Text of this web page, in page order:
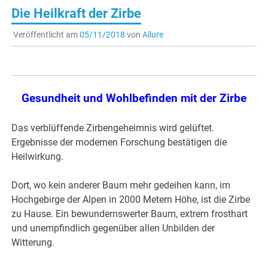
Die Heilkraft der Zirbe
Veröffentlicht am05/11/2018 von Allure
Gesundheit und Wohlbefinden mit der Zirbe
Das verblüffende Zirbengeheimnis wird gelüftet.
Ergebnisse der modernen Forschung bestätigen die
Heilwirkung.
Dort, wo kein anderer Baum mehr gedeihen kann, im
Hochgebirge der Alpen in 2000 Metern Höhe, ist die Zirbe
zu Hause. Ein bewundernswerter Baum, extrem frosthart
und unempfindlich gegenüber allen Unbilden der
Witterung.